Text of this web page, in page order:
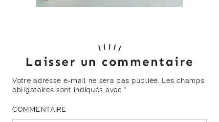
Laisser un commentaire
Votre adresse e-mail ne sera pas publiée.
Les champs
obligatoires sont indiqués avec *
COMMENTAIRE